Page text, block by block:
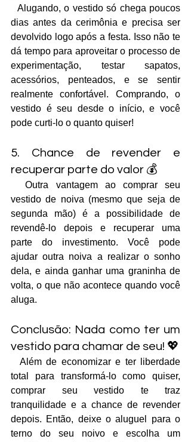
dias antes da cerimônia e precisa ser
devolvido logo após a festa. Isso não te
dá tempo para aproveitar o processo de
experimentação, testar sapatos,
acessórios, penteados, e se sentir
realmente confortável. Comprando, o
vestido é seu desde o início, e você
pode curti-lo o quanto quiser!
5. Chance de revender e
recuperar parte do valor 💰
  Outra vantagem ao comprar seu
vestido de noiva (mesmo que seja de
segunda mão) é a possibilidade de
revendê-lo depois e recuperar uma
parte do investimento. Você pode
ajudar outra noiva a realizar o sonho
dela, e ainda ganhar uma graninha de
volta, o que não acontece quando você
aluga.
Conclusão: Nada como ter um
vestido para chamar de seu! 💖
total para transformá-lo como quiser,
comprar seu vestido te traz
tranquilidade e a chance de revender
depois. Então, deixe o aluguel para o